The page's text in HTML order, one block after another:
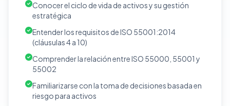
Conocer el ciclo de vida de activos y su gestión
estratégica
Entender los requisitos de ISO 55001:2014
(cláusulas 4 a 10)
Comprender la relación entre ISO 55000, 55001 y
55002
Familiarizarse con la toma de decisiones basada en
riesgo para activos